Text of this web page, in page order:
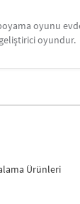
oyunu
oyundur.
Ürünleri